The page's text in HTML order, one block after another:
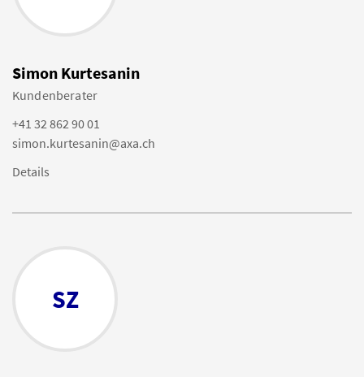
Simon Kurtesanin
Kundenberater
+41 32 862 90 01
simon.kurtesanin@axa.ch
Details
SZ